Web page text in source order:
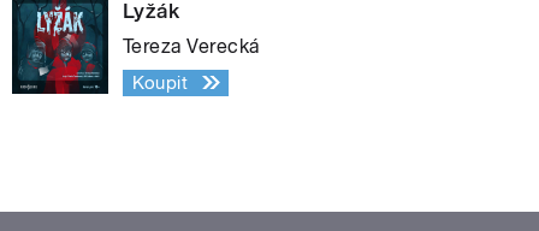
Lyžák
Tereza Verecká
Koupit